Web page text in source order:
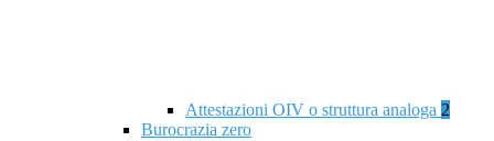
Attestazioni OIV o struttura analoga 2
Burocrazia zero